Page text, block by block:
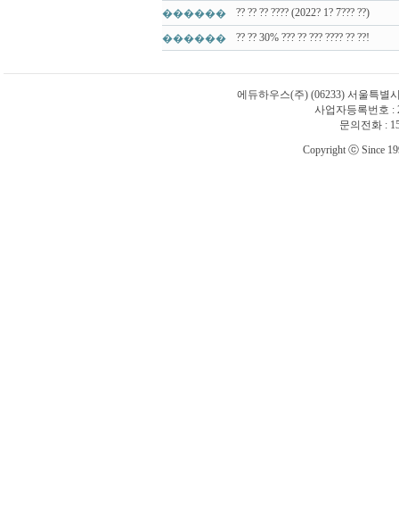
������ ?? ?? ?? ???? (2022? 1? 7??? ??)
������ ?? ?? 30% ??? ?? ??? ???? ?? ??!
에듀하우스(주) (06233) 서울특별
사업자등록번호 :
문의전화 :
Copyright ⓒ Since